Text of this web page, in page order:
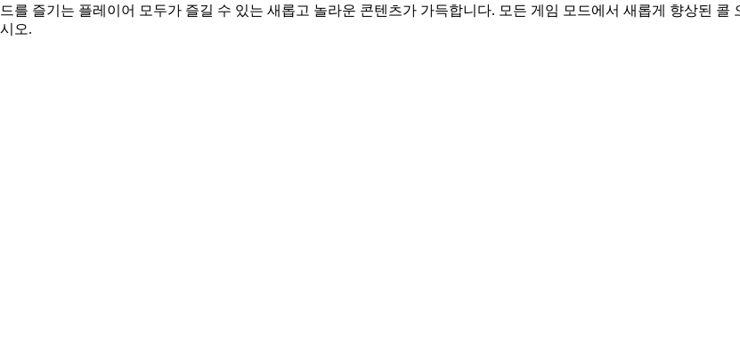
드를 즐기는 플레이어 모두가 즐길 수 있는 새롭고 놀라운 콘텐츠가 가득합니다. 모든 게임 모드에서 새롭게 향상된 콜
시오.